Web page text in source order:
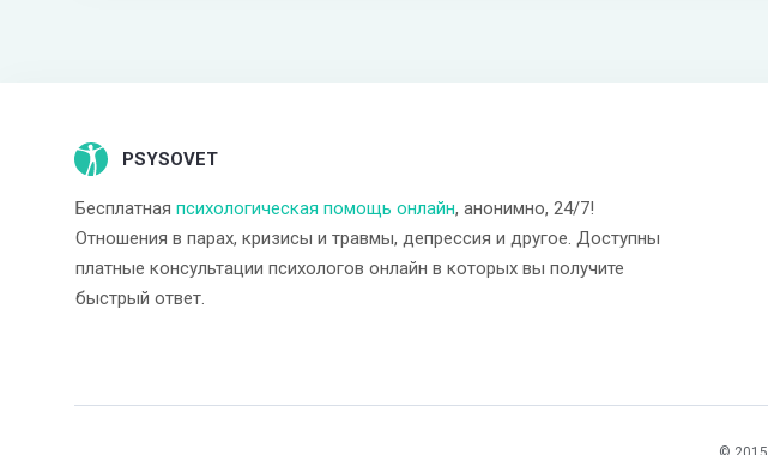
PSYSOVET
Бесплатная психологическая помощь онлайн, анонимно, 24/7!
Отношения в парах, кризисы и травмы, депрессия и другое. Доступны
платные консультации психологов онлайн в которых вы получите
быстрый ответ.